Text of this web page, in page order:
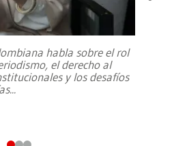
habla sobre el rol
el derecho al
y los desafíos
...